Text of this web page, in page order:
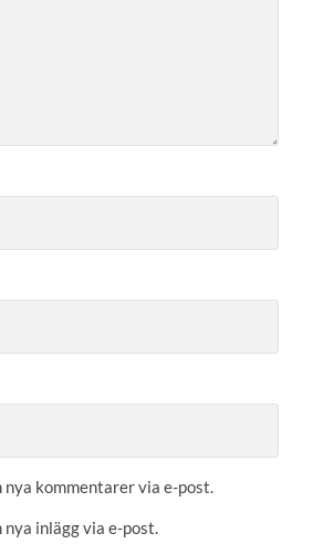
nya kommentarer via e-post.
inlägg via e-post.